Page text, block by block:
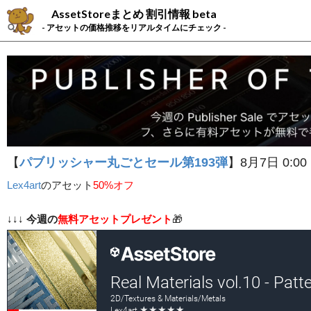
AssetStoreまとめ 割引情報 beta
- アセットの価格推移をリアルタイムにチェック -
【パブリッシャー丸ごとセール第193弾】8月7日 0:00
Lex4artのアセット50%オフ
↓↓↓ 今週の無料アセットプレゼント 🎁